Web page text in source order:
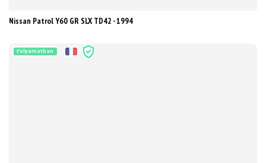
Nissan Patrol Y60 GR SLX TD42 - 1994
Folyamatban